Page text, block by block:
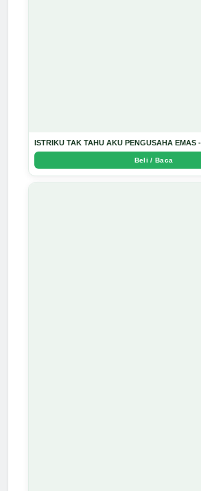
ISTRIKU TAK TAHU AKU PENGUSAHA EMAS
Beli / Baca